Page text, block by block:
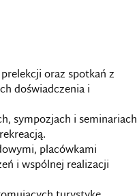
oraz spotkań z
doświadczenia i
sympozjach i seminariach
placówkami
i wspólnej realizacji